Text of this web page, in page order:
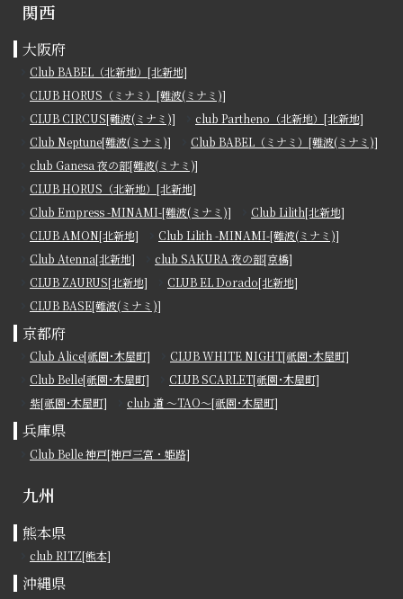
関西
大阪府
Club BABEL（北新地）[北新地]
CLUB HORUS（ミナミ）[難波(ミナミ)]
CLUB CIRCUS[難波(ミナミ)]
club Partheno（北新地）[北新地]
Club Neptune[難波(ミナミ)]
Club BABEL（ミナミ）[難波(ミナミ)]
club Ganesa 夜の部[難波(ミナミ)]
CLUB HORUS（北新地）[北新地]
Club Empress -MINAMI-[難波(ミナミ)]
Club Lilith[北新地]
CLUB AMON[北新地]
Club Lilith -MINAMI-[難波(ミナミ)]
Club Atenna[北新地]
club SAKURA 夜の部[京橋]
CLUB ZAURUS[北新地]
CLUB EL Dorado[北新地]
CLUB BASE[難波(ミナミ)]
京都府
Club Alice[祇園･木屋町]
CLUB WHITE NIGHT[祇園･木屋町]
Club Belle[祇園･木屋町]
CLUB SCARLET[祇園･木屋町]
紫[祇園･木屋町]
club 道 ～TAO～[祇園･木屋町]
兵庫県
Club Belle 神戸[神戸三宮・姫路]
九州
熊本県
club RITZ[熊本]
沖縄県